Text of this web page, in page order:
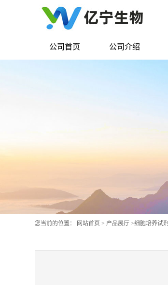
公司首页 公司介绍
您当前的位置： 网站首页 > 产品展厅 >细胞培养试剂